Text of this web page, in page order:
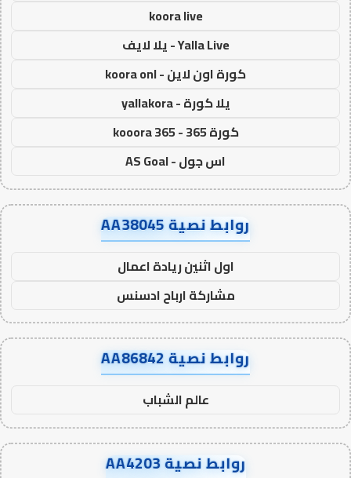
koora live
Yalla Live - يلا لايف
كورة اون لاين - koora onl
يلا كورة - yallakora
كورة 365 - kooora 365
اس جول - AS Goal
روابط نصية AA38045
اول اثنين ريادة اعمال
مشاركة ارباح ادسنس
روابط نصية AA86842
عالم الشباب
روابط نصية AA4203